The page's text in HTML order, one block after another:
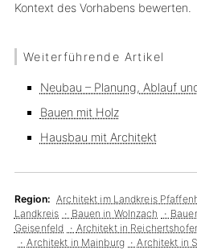
Kontext des Vorhabens bewerten.
Weiterführende Artikel
Neubau – Planung, Ablauf
Bauen mit Holz
Hausbau mit Architekt
Region: Architekt im Landkreis
Landkreis
Bauen in Wolnzach
Geisenfeld
Architekt in
Architekt in Mainburg
Architekt in